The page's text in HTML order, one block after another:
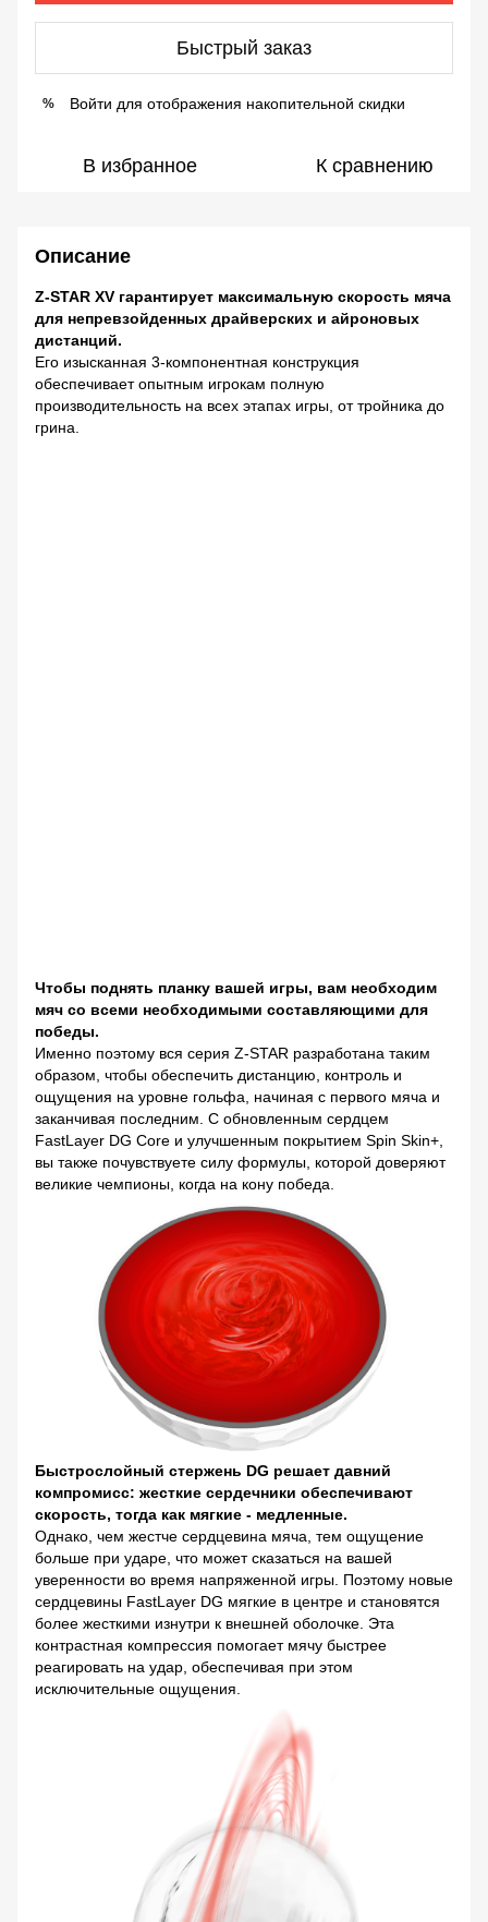
Быстрый заказ
% Войти для отображения накопительной скидки
В избранное К сравнению
Описание
Z-STAR XV гарантирует максимальную скорость мяча
для непревзойденных драйверских и айроновых
дистанций.
Его изысканная 3-компонентная конструкция
обеспечивает опытным игрокам полную
производительность на всех этапах игры, от тройника до
грина.
Чтобы поднять планку вашей игры, вам необходим
мяч со всеми необходимыми составляющими для
победы.
Именно поэтому вся серия Z-STAR разработана таким
образом, чтобы обеспечить дистанцию, контроль и
ощущения на уровне гольфа, начиная с первого мяча и
заканчивая последним. С обновленным сердцем
FastLayer DG Core и улучшенным покрытием Spin Skin+,
вы также почувствуете силу формулы, которой доверяют
великие чемпионы, когда на кону победа.
Быстрослойный стержень DG решает давний
компромисс: жесткие сердечники обеспечивают
скорость, тогда как мягкие - медленные.
Однако, чем жестче сердцевина мяча, тем ощущение
больше при ударе, что может сказаться на вашей
уверенности во время напряженной игры. Поэтому новые
сердцевины FastLayer DG мягкие в центре и становятся
более жесткими изнутри к внешней оболочке. Эта
контрастная компрессия помогает мячу быстрее
реагировать на удар, обеспечивая при этом
исключительные ощущения.